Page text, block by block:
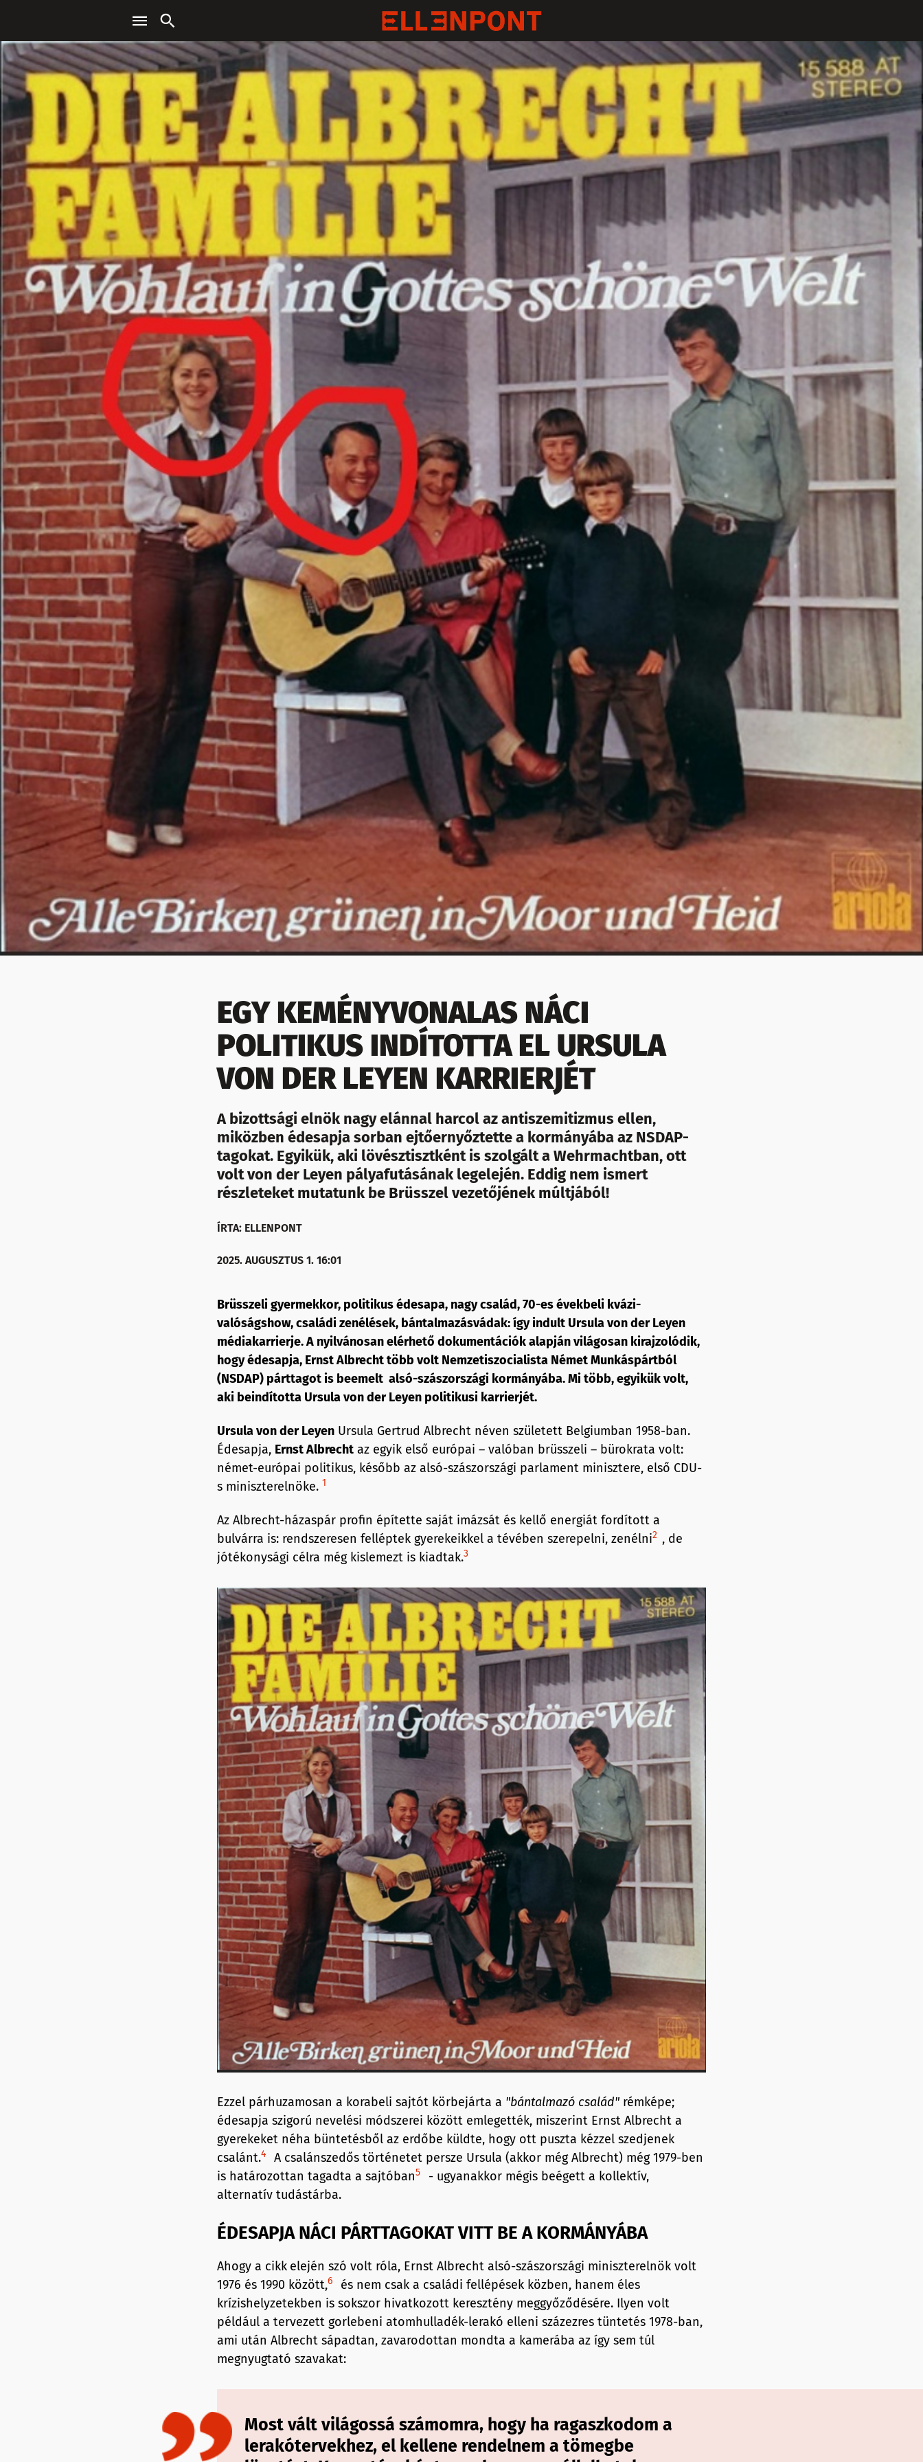
EGY KEMÉNYVONALAS NÁCI
POLITIKUS INDÍTOTTA EL URSULA
VON DER LEYEN KARRIERJÉT
A bizottsági elnök nagy elánnal harcol az antiszemitizmus ellen,
miközben édesapja sorban ejtőernyőztette a kormányába az NSDAP-
tagokat. Egyikük, aki lövésztisztként is szolgált a Wehrmachtban, ott
volt von der Leyen pályafutásának legelején. Eddig nem ismert
részleteket mutatunk be Brüsszel vezetőjének múltjából!
ÍRTA: ELLENPONT
2025. AUGUSZTUS 1. 16:01
Brüsszeli gyermekkor, politikus édesapa, nagy család, 70-es évekbeli kvázi-
valóságshow, családi zenélések, bántalmazásvádak: így indult Ursula von der Leyen
médiakarrierje. A nyilvánosan elérhető dokumentációk alapján világosan kirajzolódik,
hogy édesapja, Ernst Albrecht több volt Nemzetiszocialista Német Munkáspártból
(NSDAP) párttagot is beemelt alsó-szászországi kormányába. Mi több, egyikük volt,
aki beindította Ursula von der Leyen politikusi karrierjét.
Ursula von der LeyenUrsula Gertrud Albrecht néven született Belgiumban 1958-ban.
Édesapja, Ernst Albrechtaz egyik első európai – valóban brüsszeli – bürokrata volt:
német-európai politikus, később az alsó-szászországi parlament minisztere, első CDU-
s miniszterelnöke. 1
Az Albrecht-házaspár profin építette saját imázsát és kellő energiát fordított a
bulvárra is: rendszeresen felléptek gyerekeikkel a tévében szerepelni, zenélni2 , de
jótékonysági célra még kislemezt is kiadtak.3
Ezzel párhuzamosan a korabeli sajtót körbejárta a "bántalmazó család"rémképe;
édesapja szigorú nevelési módszerei között emlegették, miszerint Ernst Albrecht a
gyerekeket néha büntetésből az erdőbe küldte, hogy ott puszta kézzel szedjenek
csalánt.4
A csalánszedős történetet persze Ursula (akkor még Albrecht) még 1979-ben
is határozottan tagadta a sajtóban5
- ugyanakkor mégis beégett a kollektív,
alternatív tudástárba.
ÉDESAPJA NÁCI PÁRTTAGOKAT VITT BE A KORMÁNYÁBA
Ahogy a cikk elején szó volt róla, Ernst Albrecht alsó-szászországi miniszterelnök volt
1976 és 1990 között,6
és nem csak a családi fellépések közben, hanem éles
krízishelyzetekben is sokszor hivatkozott keresztény meggyőződésére. Ilyen volt
például a tervezett gorlebeni atomhulladék-lerakó elleni százezres tüntetés 1978-ban,
ami után Albrecht sápadtan, zavarodottan mondta a kamerába az így sem túl
megnyugtató szavakat:
Most vált világossá számomra, hogy ha ragaszkodom a
lerakótervekhez, el kellene rendelnem a tömegbe